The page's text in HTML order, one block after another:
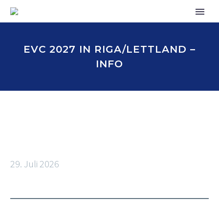
EVC 2027 IN RIGA/LETTLAND –
INFO
29. Juli 2026